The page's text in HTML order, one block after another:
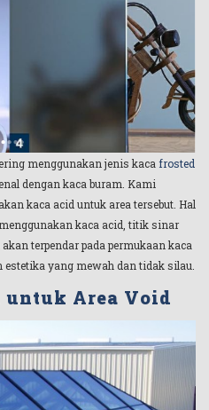
menggunakan jenis kaca frosted
dengan kaca buram. Kami
kaca acid untuk area tersebut. Hal
kaca acid, titik sinar
terpendar pada permukaan kaca
yang mewah dan tidak silau.
Area Void